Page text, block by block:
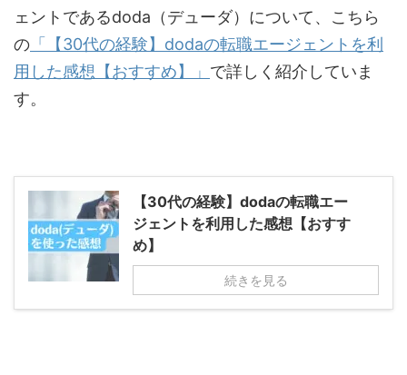
ェントであるdoda（デューダ）について、こちら
の 「【30代の経験】dodaの転職エージェントを利
用した感想【おすすめ】」 で詳しく紹介していま
す。
【30代の経験】dodaの転職エー
ジェントを利用した感想【おすす
め】
続きを見る